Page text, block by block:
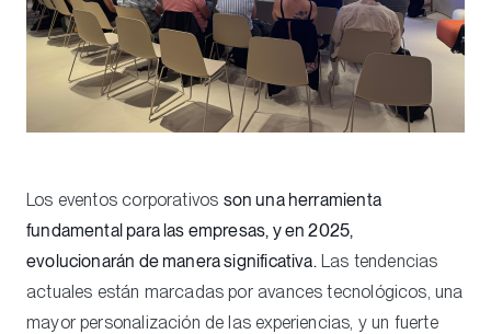
Los eventos corporativos son una herramienta
fundamental para las empresas, y en 2025,
evolucionarán de manera significativa.Las tendencias
actuales están marcadas por avances tecnológicos, una
mayor personalización de las experiencias, y un fuerte